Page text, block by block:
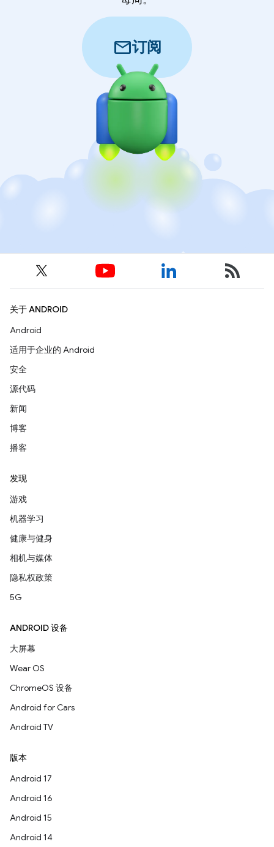
mail订阅
关于 ANDROID
Android
适用于企业的 Android
安全
源代码
新闻
博客
播客
发现
游戏
机器学习
健康与健身
相机与媒体
隐私权政策
5G
ANDROID 设备
大屏幕
Wear OS
ChromeOS 设备
Android for Cars
Android TV
版本
Android 17
Android 16
Android 15
Android 14